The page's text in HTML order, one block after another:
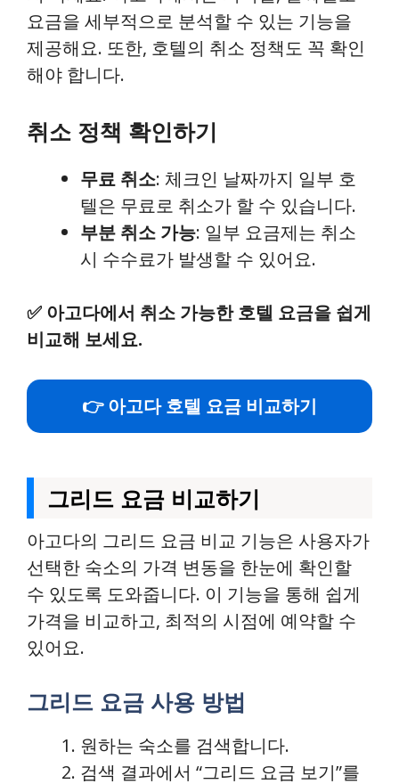
요금을 세부적으로 분석할 수 있는 기능을
제공해요. 또한, 호텔의 취소 정책도 꼭 확인
해야 합니다.
취소 정책 확인하기
무료 취소: 체크인 날짜까지 일부 호
텔은 무료로 취소가 할 수 있습니다.
부분 취소 가능: 일부 요금제는 취소
시 수수료가 발생할 수 있어요.
✅ 아고다에서 취소 가능한 호텔 요금을 쉽게
비교해 보세요.
👉 아고다 호텔 요금 비교하기
그리드 요금 비교하기
아고다의 그리드 요금 비교 기능은 사용자가
선택한 숙소의 가격 변동을 한눈에 확인할
수 있도록 도와줍니다. 이 기능을 통해 쉽게
가격을 비교하고, 최적의 시점에 예약할 수
있어요.
그리드 요금 사용 방법
원하는 숙소를 검색합니다.
검색 결과에서 “그리드 요금 보기”를